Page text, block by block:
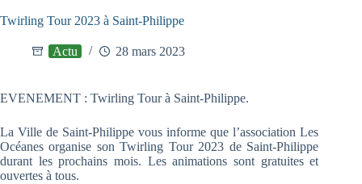
Twirling Tour 2023 à Saint-Philippe
Actu 28 mars 2023
EVENEMENT : Twirling Tour à Saint-Philippe.
La Ville de Saint-Philippe vous informe que l’association Les
Océanes organise son Twirling Tour 2023 de Saint-Philippe
durant les prochains mois. Les animations sont gratuites et
ouvertes à tous.